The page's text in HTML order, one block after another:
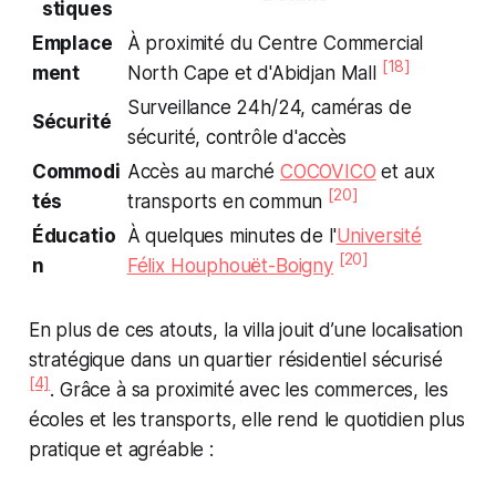
stiques
Emplace
ment
À proximité du Centre Commercial
North Cape et d'Abidjan Mall
[18]
Sécurité
Surveillance 24h/24, caméras de
sécurité, contrôle d'accès
Commodi
tés
Accès au marché COCOVICO et aux
transports en commun [20]
Éducatio
n
À quelques minutes de l'Université
Félix Houphouët-Boigny [20]
En plus de ces atouts, la villa jouit d’une localisation
stratégique dans un quartier résidentiel sécurisé
[4]. Grâce à sa proximité avec les commerces, les
écoles et les transports, elle rend le quotidien plus
pratique et agréable :